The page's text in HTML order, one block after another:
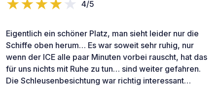
4/5
Eigentlich ein schöner Platz, man sieht leider nur die
Schiffe oben herum… Es war soweit sehr ruhig, nur
wenn der ICE alle paar Minuten vorbei rauscht, hat das
für uns nichts mit Ruhe zu tun… sind weiter gefahren.
Die Schleusenbesichtung war richtig interessant…